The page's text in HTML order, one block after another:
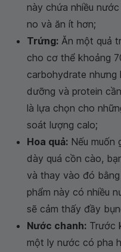
này chứa nhiều
no và ăn ít hơn;
Trứng: Ăn một quả
cho cơ thể khoảng
carbohydrate nhưng
dưỡng và protein
là lựa chọn cho
soát lượng calo;
Hoa quả: Nếu muốn
dày quá cồn cào,
và thay vào đó
phẩm này có nhiều
sẽ cảm thấy đầy
Nước chanh: Trước
một ly nước có pha